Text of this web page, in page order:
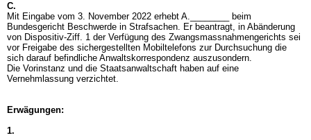
C.
Mit Eingabe vom 3. November 2022 erhebt A.________ beim
Bundesgericht Beschwerde in Strafsachen. Er beantragt, in Abänderung
von Dispositiv-Ziff. 1 der Verfügung des Zwangsmassnahmengerichts sei
vor Freigabe des sichergestellten Mobiltelefons zur Durchsuchung die
sich darauf befindliche Anwaltskorrespondenz auszusondern.
Die Vorinstanz und die Staatsanwaltschaft haben auf eine
Vernehmlassung verzichtet.
Erwägungen:
1.